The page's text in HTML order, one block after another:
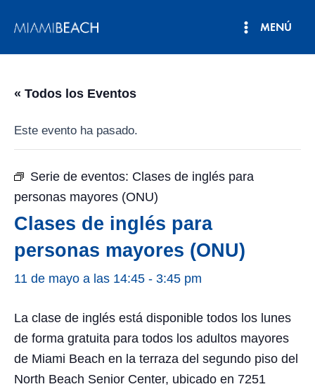
MENÚ
« Todos los Eventos
Este evento ha pasado.
Serie de eventos: Clases de inglés para
personas mayores (ONU)
Clases de inglés para
personas mayores (ONU)
11 de mayo a las 14:45 - 3:45 pm
La clase de inglés está disponible todos los lunes
de forma gratuita para todos los adultos mayores
de Miami Beach en la terraza del segundo piso del
North Beach Senior Center, ubicado en 7251